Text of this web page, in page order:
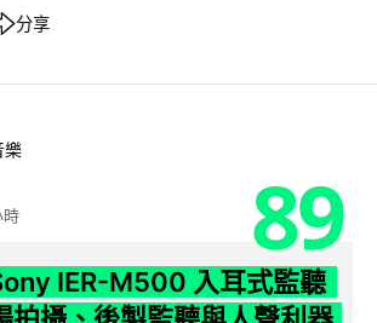
分享
樂
時 89
IER-M500 入耳式監聽